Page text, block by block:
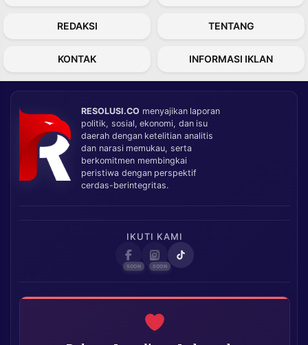
REDAKSI TENTANG
KONTAK INFORMASI IKLAN
RESOLUSI.CO menyajikan laporan
politik, sosial, ekonomi, dan isu
daerah dengan ketelitian analitis
dan narasi memukau, serta
berkomitmen membingkai
peristiwa dengan perspektif
cerdas-berintegritas.
IKUTI KAMI